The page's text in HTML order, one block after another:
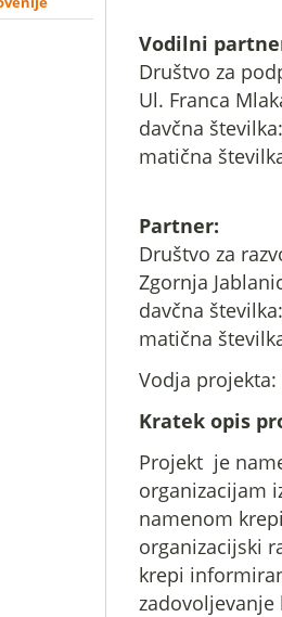
Vodilni
Društvo za
Ul. Franca
davčna
matična
Partner:
Društvo za
Zgornja
davčna
matična
Vodja projekta:
Kratek opis
Projekt je
organizacijam
namenom
organizacijski
krepi